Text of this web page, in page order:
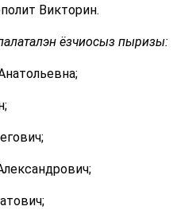
Викторин.
ёзчиосыз пыризы: